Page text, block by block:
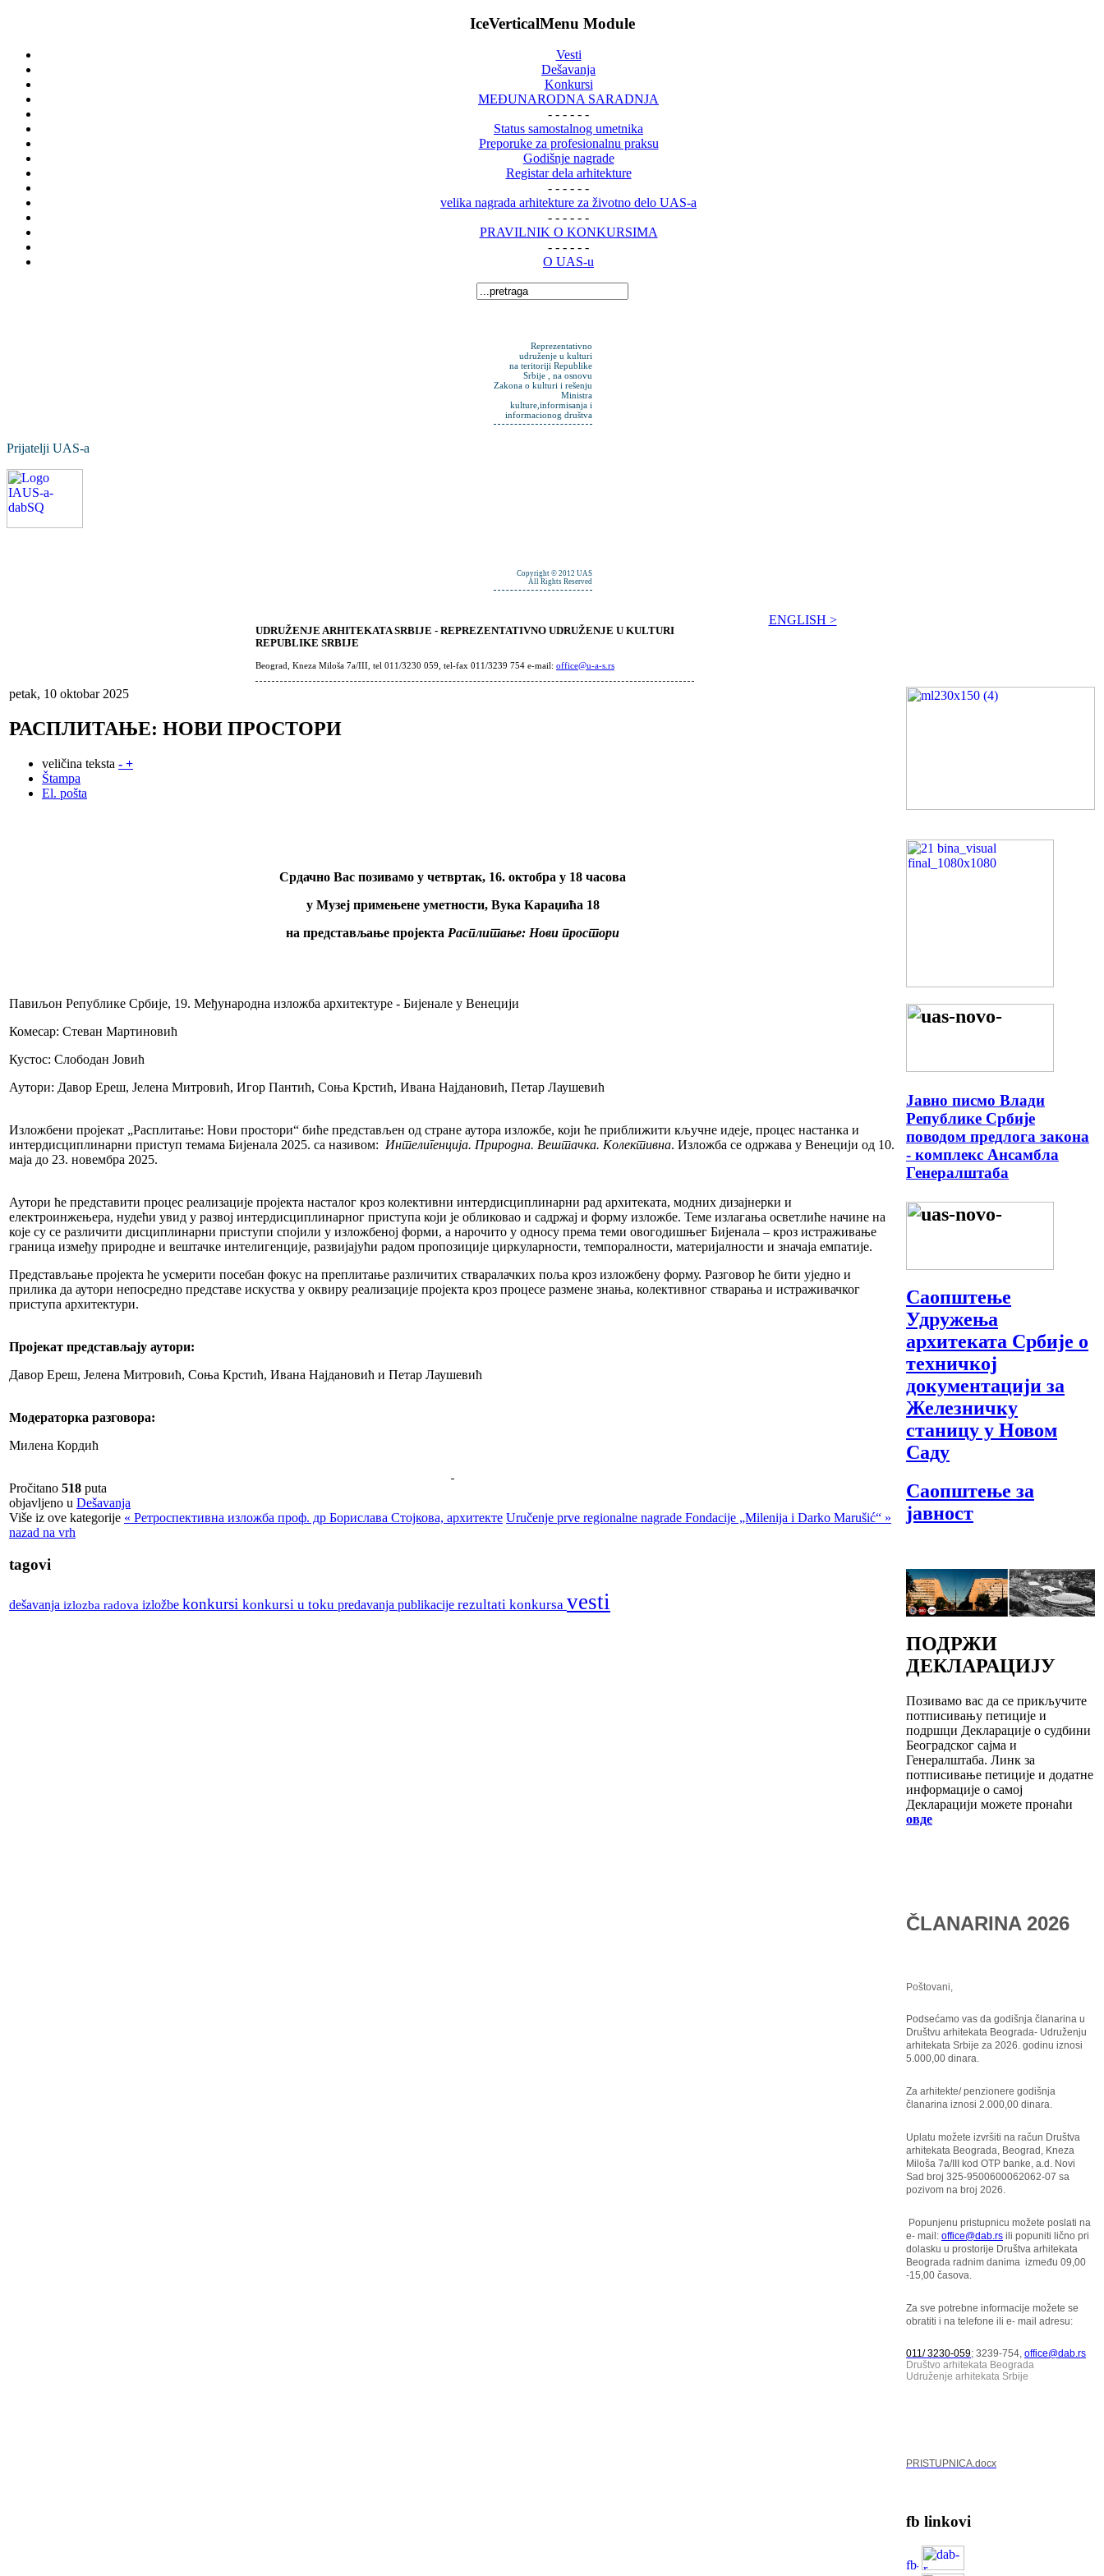
IceVerticalMenu Module
Vesti
Dešavanja
Konkursi
MEĐUNARODNA SARADNJA
- - - - - -
Status samostalnog umetnika
Preporuke za profesionalnu praksu
Godišnje nagrade
Registar dela arhitekture
- - - - - -
velika nagrada arhitekture za životno delo UAS-a
- - - - - -
PRAVILNIK O KONKURSIMA
- - - - - -
O UAS-u
Reprezentativno
udruženje u kulturi
na teritoriji Republike
Srbije , na osnovu
Zakona o kulturi i rešenju
Ministra
kulture,informisanja i
informacionog društva
Prijatelji UAS-a
Copyright © 2012 UAS
All Rights Reserved
UDRUŽENJE ARHITEKATA SRBIJE - REPREZENTATIVNO UDRUŽENJE U KULTURI
REPUBLIKE SRBIJE
Beograd, Kneza Miloša 7a/III, tel 011/3230 059, tel-fax 011/3239 754 e-mail: office@u-a-s.rs
ENGLISH >
petak, 10 oktobar 2025
РАСПЛИТАЊЕ: НОВИ ПРОСТОРИ
veličina teksta - +
Štampa
El. pošta
Срдачно Вас позивамо у четвртак, 16. октобра у 18 часова
уМузеј примењене уметности, Вука Караџића 18
на представљање пројекта Расплитање: Нови простори
Павиљон Републике Србије, 19. Међународна изложба архитектуре - Бијенале у Венецији
Комесар: Стеван Мартиновић
Кустос: Слободан Јовић
Аутори: Давор Ереш, Јелена Митровић, Игор Пантић, Соња Крстић, Ивана Најдановић, Петар Лаушевић
Изложбени пројекат „Расплитање: Нови простори“ биће представљен од стране аутора изложбе, који ће приближити кључне идеје, процес настанка и
интердисциплинарни приступ темама Бијенала 2025. са називом: Интелигенција. Природна. Вештачка. Колективна. Изложба се одржава у Венецији од 10.
маја до 23. новембра 2025.
Аутори ће представити процес реализације пројекта насталог кроз колективни интердисциплинарни рад архитеката, модних дизајнерки и
електроинжењера, нудећи увид у развој интердисциплинарног приступа који је обликовао и садржај и форму изложбе. Теме излагања осветлиће начине на
које су се различити дисциплинарни приступи спојили у изложбеној форми, а нарочито у односу према теми овогодишњег Бијенала – кроз истраживање
граница између природне и вештачке интелигенције, развијајући радом пропозиције циркуларности, темпоралности, материјалности и значаја емпатије.
Представљање пројекта ће усмерити посебан фокус на преплитање различитих стваралачких поља кроз изложбену форму. Разговор ће бити уједно и
прилика да аутори непосредно представе искуства у оквиру реализације пројекта кроз процесе размене знања, колективног стварања и истраживачког
приступа архитектури.
Пројекат представљају аутори:
Давор Ереш, Јелена Митровић, Соња Крстић, Ивана Најдановић и Петар Лаушевић
Модераторка разговора:
Милена Кордић
Pročitano 518 puta
objavljeno u Dešavanja
Više iz ove kategorije « Ретроспективна изложба проф. др Борислава Стојкова, архитекте Uručenje prve regionalne nagrade Fondacije „Milenija i Darko Marušić“ »
nazad na vrh
tagovi
dešavanja izlozba radova izložbe konkursi konkursi u toku predavanja publikacije rezultati konkursa vesti
Јавно писмо Влади
Републике Србије
поводом предлога закона
- комплекс Ансамбла
Генералштаба
Саопштење
Удружења
архитеката Србије о
техничкој
документацији за
Железничку
станицу у Новом
Саду
Саопштење за
јавност
ПОДРЖИ
ДЕКЛАРАЦИЈУ
Позивамо вас да се прикључите
потписивању петиције и
подршци Декларације о судбини
Београдског сајма и
Генералштаба. Линк за
потписивање петиције и додатне
информације о самој
Декларацији можете пронаћи
овде
ČLANARINA 2026
Poštovani,
Podsećamo vas da godišnja članarina u
Društvu arhitekata Beograda- Udruženju
arhitekata Srbije za 2026. godinu iznosi
5.000,00 dinara.
Za arhitekte/ penzionere godišnja
članarina iznosi 2.000,00 dinara.
Uplatu možete izvršiti na račun Društva
arhitekata Beograda, Beograd, Kneza
Miloša 7a/III kod OTP banke, a.d. Novi
Sad broj 325-9500600062062-07 sa
pozivom na broj 2026.
Popunjenu pristupnicu možete poslati na
e- mail: office@dab.rs ili popuniti lično pri
dolasku u prostorije Društva arhitekata
Beograda radnim danima između 09,00
-15,00 časova.
Za sve potrebne informacije možete se
obratiti i na telefone ili e- mail adresu:
011/ 3230-059; 3239-754, office@dab.rs
Društvo arhitekata Beograda
Udruženje arhitekata Srbije
PRISTUPNICA.docx
fb linkovi